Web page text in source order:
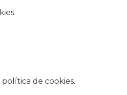
de cookies.